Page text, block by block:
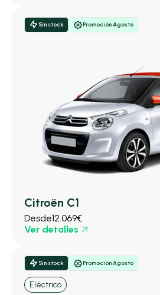
Sin stock Promoción Agosto
Citroën C1
Desde12.069€
Ver detalles
Sin stock Promoción Agosto
Eléctrico